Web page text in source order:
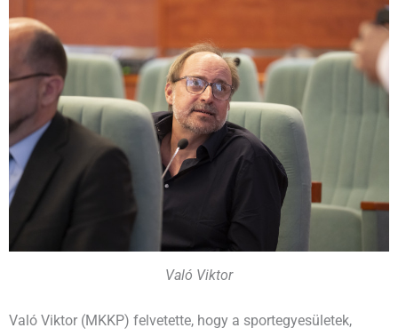
Való Viktor
Való Viktor (MKKP) felvetette, hogy a sportegyesületek,